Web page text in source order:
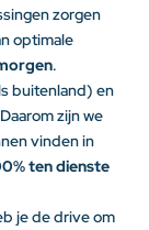
zorgen
optimale
.
buitenland) en
zijn we
vinden in
ten dienste
je de drive om